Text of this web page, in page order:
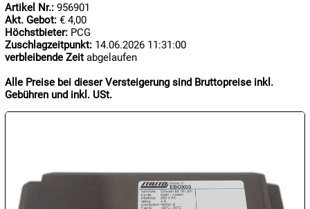
06.08:
07.08:
Artikel Nr.: 956901
Akt. Gebot: € 4,00
Höchstbieter: PCG
Zuschlagzeitpunkt: 14.06.2026 11:31:00
verbleibende Zeit abgelaufen
Alle Preise bei dieser Versteigerung sind Bruttopreise inkl.
Gebühren und inkl. USt.